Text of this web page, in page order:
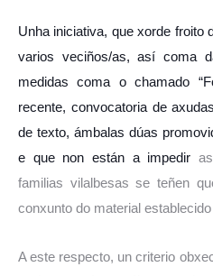
Unha iniciativa, que xorde froito
varios veciños/as, así coma
medidas coma o chamado
recente, convocatoria de
de texto, ámbalas dúas
e que non están a impedir
familias vilalbesas se teñen
conxunto do material
A este respecto, un criterio